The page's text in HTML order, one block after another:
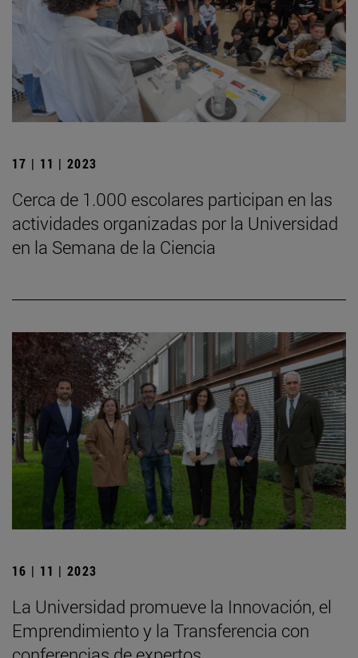
17 | 11 | 2023
Cerca de 1.000 escolares participan en las
actividades organizadas por la Universidad
en la Semana de la Ciencia
16 | 11 | 2023
La Universidad promueve la Innovación, el
Emprendimiento y la Transferencia con